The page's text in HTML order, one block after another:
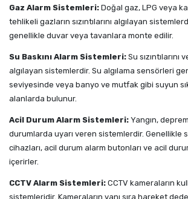
Gaz Alarm Sistemleri: Doğal gaz, LPG veya
tehlikeli gazların sızıntılarını algılayan
genellikle duvar veya tavanlara monte edilir.
Su Baskını Alarm Sistemleri: Su sızıntılarını
algılayan sistemlerdir. Su algılama sensörleri
seviyesinde veya banyo ve mutfak gibi suyun sık
alanlarda bulunur.
Acil Durum Alarm Sistemleri: Yangın,
durumlarda uyarı veren sistemlerdir. Genellikle
cihazları, acil durum alarm butonları ve acil
içerirler.
CCTV Alarm Sistemleri: CCTV kameraların
sistemleridir. Kameraların yanı sıra hareket